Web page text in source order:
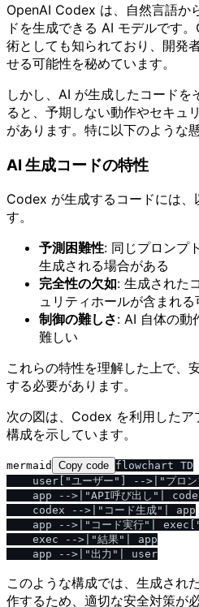
OpenAI Codex は、自然言語か
ドを生成できる AI モデルです
術としても知られており、開発
せる可能性を秘めています。
しかし、AI が生成したコードを
ると、予期しない動作やセキュ
があります。特に以下のような
AI 生成コードの特性
Codex が生成するコードには、
す。
予測困難性: 同じプロンプ
生成される場合がある
完全性の欠如: 生成された
ュリティホールが含まれる
制御の難しさ: AI 自体の動
難しい
これらの特性を理解した上で、
する必要があります。
次の図は、Codex を利用したア
構成を示しています。
mermaid Copy code flowchart TD
user["ユーザー"] -->|"プロ
app -->|"API呼び出し"|
    codex -->|"コード生成"| app
app -->|"コード実行"| exec["
    exec -->|"結果"| app
このような構成では、生成され
作するため、適切な安全対策が